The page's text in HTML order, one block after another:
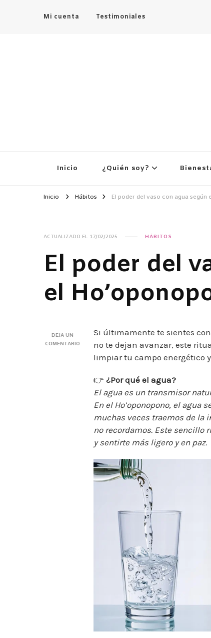
Mi cuenta Testimoniales
Inicio ¿Quién soy?
Inicio Hábitos El poder del vaso con agua según
ACTUALIZADO EL 17/02/2025 HÁBITOS
El poder del
el
DEJA UN
COMENTARIOEN
PODER
VASO
AGUA
SEGÚN
HO’OPONOPONO
Si últimamente te sientes
no te dejan avanzar, este
limpiar tu campo energético
👉 ¿Por qué el agua?
El agua es un transmisor
En el Ho’oponopono, el
muchas veces traemos de la
no recordamos. Este sencillo
y sentirte más ligero y en paz.